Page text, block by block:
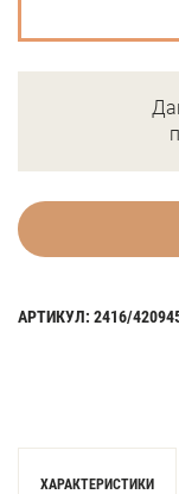
АРТИКУЛ: 2416/
ХАРАКТЕРИСТИКИ